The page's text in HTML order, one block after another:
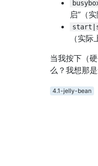
启”（
（实际
当我按下（
么？我想那是
4.1-jelly-bean